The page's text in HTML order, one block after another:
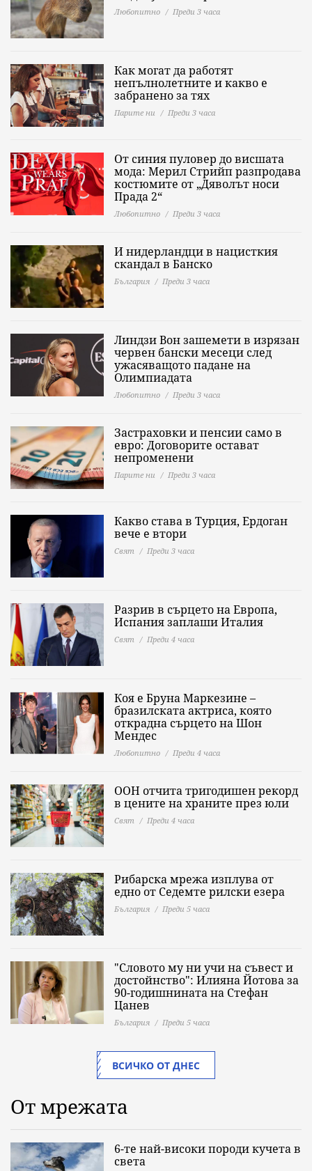
Любопитно Преди 3 часа
Как могат да работят
непълнолетните и какво е
забранено за тях
Парите ни Преди 3 часа
От синия пуловер до висшата
мода: Мерил Стрийп разпродава
костюмите от „Дяволът носи
Прада 2“
Любопитно Преди 3 часа
И нидерландци в нацисткия
скандал в Банско
България Преди 3 часа
Линдзи Вон зашемети в изрязан
червен бански месеци след
ужасяващото падане на
Олимпиадата
Любопитно Преди 3 часа
Застраховки и пенсии само в
евро: Договорите остават
непроменени
Парите ни Преди 3 часа
Какво става в Турция, Ердоган
вече е втори
Свят Преди 3 часа
Разрив в сърцето на Европа,
Испания заплаши Италия
Свят Преди 4 часа
Коя е Бруна Маркезине –
бразилската актриса, която
открадна сърцето на Шон
Мендес
Любопитно Преди 4 часа
ООН отчита тригодишен рекорд
в цените на храните през юли
Свят Преди 4 часа
Рибарска мрежа изплува от
едно от Седемте рилски езера
България Преди 5 часа
"Словото му ни учи на съвест и
достойнство": Илияна Йотова за
90-годишнината на Стефан
Цанев
България Преди 5 часа
ВСИЧКО ОТ ДНЕС
От мрежата
6-те най-високи породи кучета в
света